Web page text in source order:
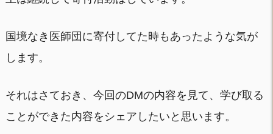
国境なき医師団に寄付してた時もあったような気が
します。
それはさておき、今回のDMの内容を見て、学び取る
ことができた内容をシェアしたいと思います。